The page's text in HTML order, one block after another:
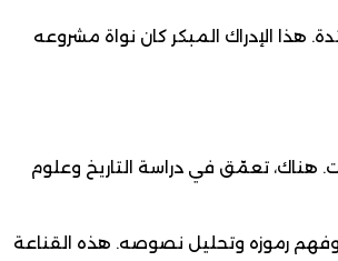
هذا الإدراك المبكر كان نواة مشروعه
هناك، تعمّق في دراسة التاريخ وعلوم
وفهم رموزه وتحليل نصوصه. هذه القناعة